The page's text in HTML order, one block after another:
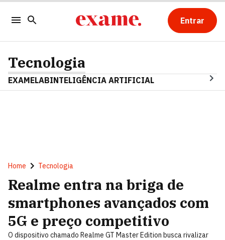
Entrar
Tecnologia
EXAMELABINTELIGÊNCIA ARTIFICIAL
Home Tecnologia
Realme entra na briga de
smartphones avançados com
5G e preço competitivo
O dispositivo chamado Realme GT Master Edition busca rivalizar